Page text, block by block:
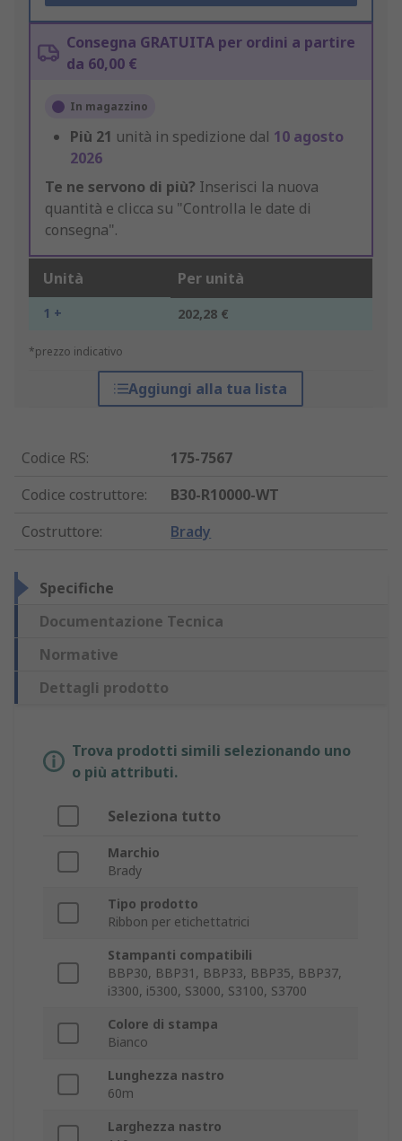
Consegna GRATUITA per ordini a partire
da 60,00 €
In magazzino
Più 21 unità in spedizione dal 10 agosto
2026
Te ne servono di più? Inserisci la nuova
quantità e clicca su "Controlla le date di
consegna".
Unità Per unità
1 + 202,28 €
*prezzo indicativo
Aggiungi alla tua lista
Codice RS:
175-7567
Codice costruttore:
B30-R10000-WT
Costruttore: Brady
Specifiche
Documentazione Tecnica
Normative
Dettagli prodotto
Trova prodotti simili selezionando uno
o più attributi.
Seleziona tutto
Marchio
Brady
Tipo prodotto
Ribbon per etichettatrici
Stampanti compatibili
BBP30, BBP31, BBP33, BBP35, BBP37,
i3300, i5300, S3000, S3100, S3700
Colore di stampa
Bianco
Lunghezza nastro
60m
Larghezza nastro